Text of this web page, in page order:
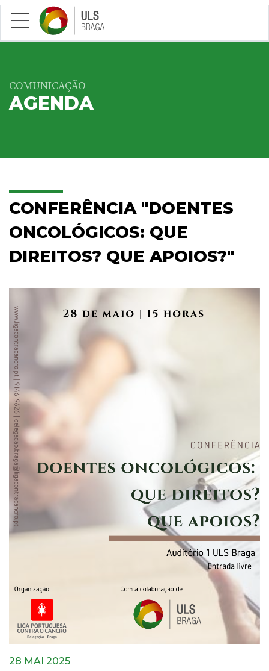
Saltar para conteúdo principal
COMUNICAÇÃO
AGENDA
CONFERÊNCIA "DOENTES
ONCOLÓGICOS: QUE
DIREITOS? QUE APOIOS?"
28 MAI 2025